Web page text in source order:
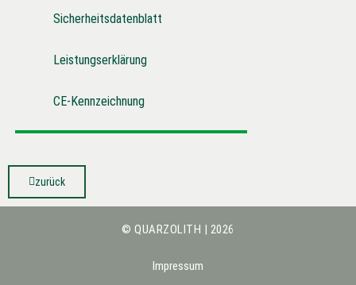
Sicherheitsdatenblatt
Leistungserklärung
CE-Kennzeichnung
zurück
© QUARZOLITH | 2026
Impressum